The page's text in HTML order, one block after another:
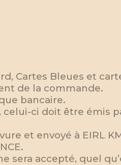
Cartes Bleues et
de la commande.
bancaire.
ci doit être émis
et envoyé à EIRL
sera accepté, quel